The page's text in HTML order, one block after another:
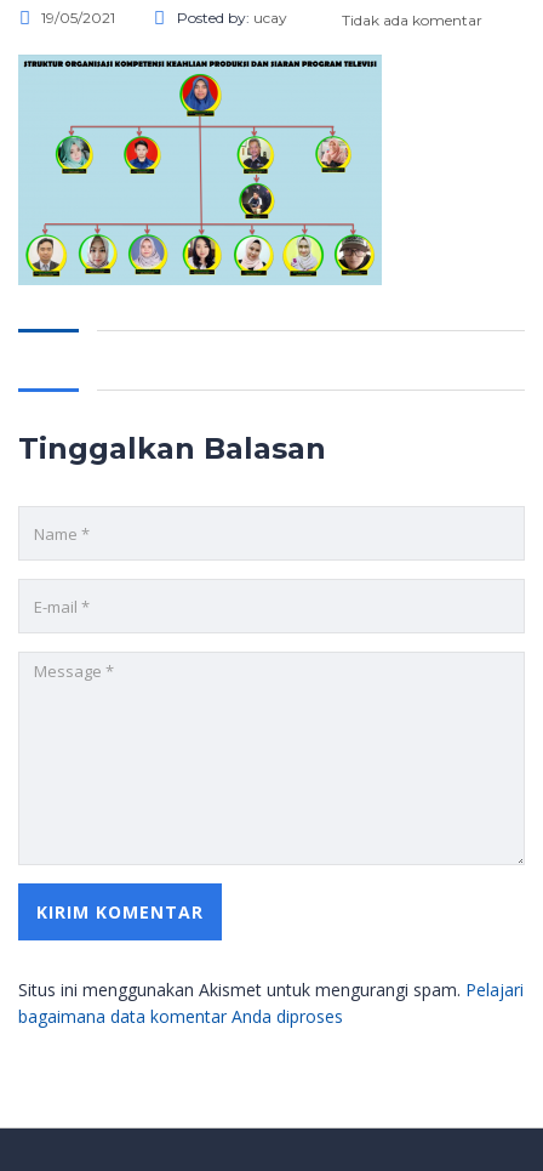
19/05/2021 Posted by: ucay Tidak ada komentar
Tinggalkan Balasan
Situs ini menggunakan Akismet untuk mengurangi spam. Pelajari
bagaimana data komentar Anda diproses